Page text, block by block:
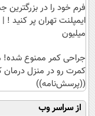
فرم خود را در بزرگترین
میلیون
جراحی کمر ممنوع شده!
کمرت رو در منزل درمان
((پرسش‌نامه))
از سراسر وب